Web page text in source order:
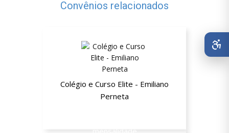
Convênios relacionados
Colégio e Curso Elite - Emiliano
Perneta